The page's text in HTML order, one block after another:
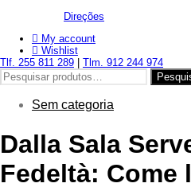
Direções
My account
Wishlist
Tlf. 255 811 289
Tlm. 912 244 974
Pesquisar
por:
Sem categoria
Dalla Sala
Fedeltà: Come